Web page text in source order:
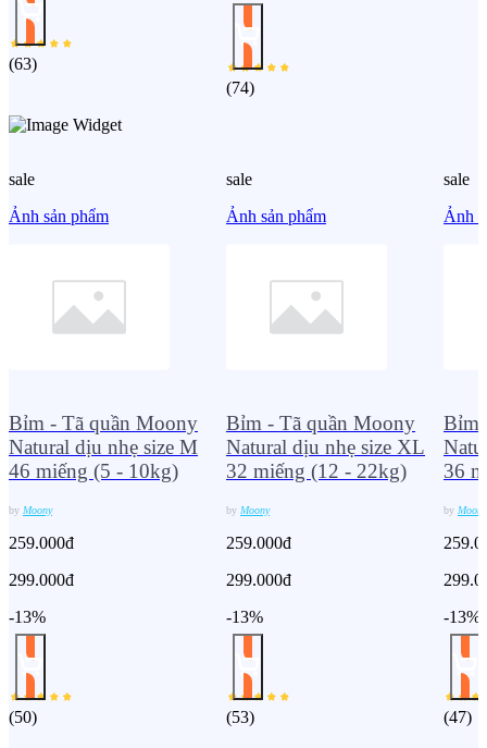
(63)
(74)
sale
Ảnh sản phẩm
Bỉm - Tã quần Moony
Natural dịu nhẹ size M
46 miếng (5 - 10kg)
by Moony
259.000đ
299.000đ
-13%
(50)
sale
Ảnh sản phẩm
Bỉm - Tã quần Moony
Natural dịu nhẹ size XL
32 miếng (12 - 22kg)
by Moony
259.000đ
299.000đ
-13%
(53)
sale
Ảnh
Bỉm
36
by Moony
-13%
(47)